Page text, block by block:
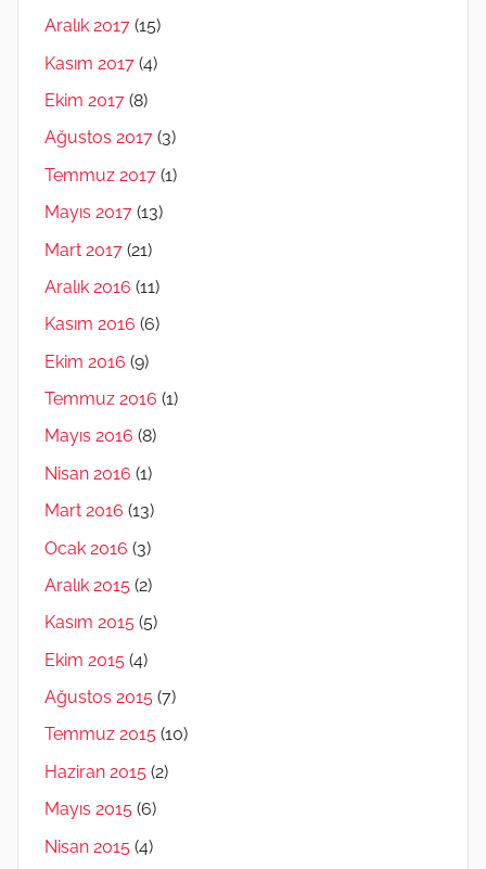
Aralık 2017 (15)
Kasım 2017 (4)
Ekim 2017 (8)
Ağustos 2017 (3)
Temmuz 2017 (1)
Mayıs 2017 (13)
Mart 2017 (21)
Aralık 2016 (11)
Kasım 2016 (6)
Ekim 2016 (9)
Temmuz 2016 (1)
Mayıs 2016 (8)
Nisan 2016 (1)
Mart 2016 (13)
Ocak 2016 (3)
Aralık 2015 (2)
Kasım 2015 (5)
Ekim 2015 (4)
Ağustos 2015 (7)
Temmuz 2015 (10)
Haziran 2015 (2)
Mayıs 2015 (6)
Nisan 2015 (4)